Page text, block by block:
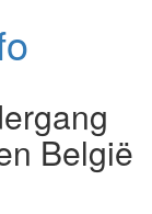
België